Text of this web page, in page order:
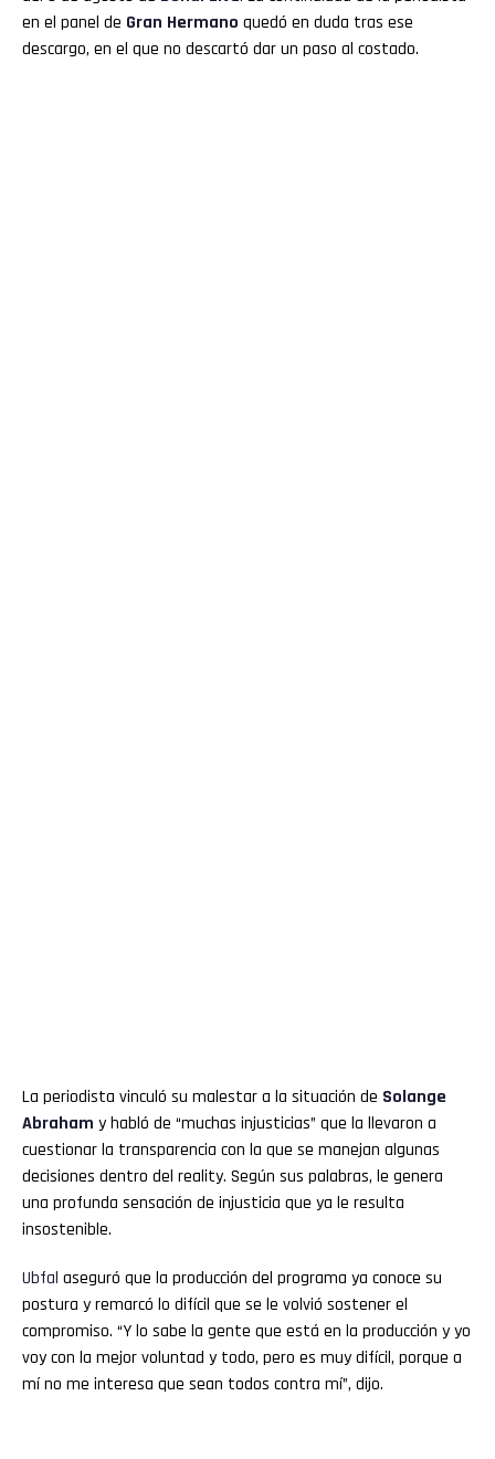
en el panel de Gran Hermano quedó en duda tras ese
descargo, en el que no descartó dar un paso al costado.
La periodista vinculó su malestar a la situación de Solange
Abraham y habló de “muchas injusticias” que la llevaron a
cuestionar la transparencia con la que se manejan algunas
decisiones dentro del reality. Según sus palabras, le genera
una profunda sensación de injusticia que ya le resulta
insostenible.
Ubfal aseguró que la producción del programa ya conoce su
postura y remarcó lo difícil que se le volvió sostener el
compromiso. “Y lo sabe la gente que está en la producción y yo
voy con la mejor voluntad y todo, pero es muy difícil, porque a
mí no me interesa que sean todos contra mí”, dijo.